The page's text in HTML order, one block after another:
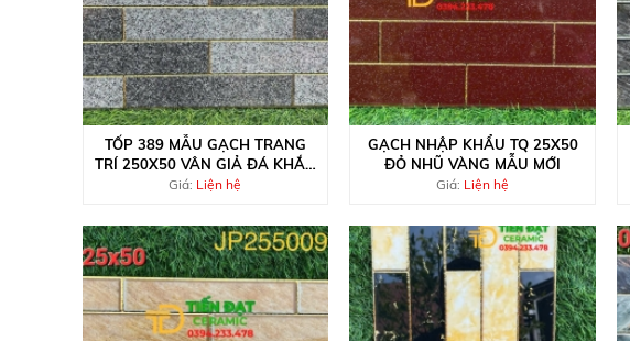
TỐP 389 MẪU GẠCH TRANG
TRÍ 250X50 VÂN GIẢ ĐÁ KHẮC
KIM
Giá: Liện hệ
GẠCH NHẬP KHẨU TQ 25X50
ĐỎ NHŨ VÀNG MẪU MỚI
Giá: Liện hệ